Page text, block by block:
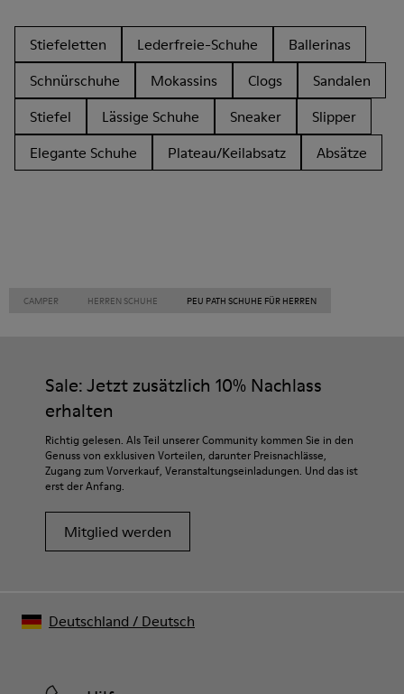
Stiefeletten Lederfreie-Schuhe
Ballerinas
Schnürschuhe
Mokassins Clogs
Sandalen
Stiefel
Lässige Schuhe Sneaker
Slipper
Elegante Schuhe
Plateau/Keilabsatz Absätze
CAMPER HERREN SCHUHE PEU PATH SCHUHE FÜR HERREN
Sale: Jetzt zusätzlich 10% Nachlass
erhalten
Richtig gelesen. Als Teil unserer Community kommen Sie in den
Genuss von exklusiven Vorteilen, darunter Preisnachlässe,
Zugang zum Vorverkauf, Veranstaltungseinladungen. Und das ist
erst der Anfang.
Mitglied werden
Deutschland / Deutsch